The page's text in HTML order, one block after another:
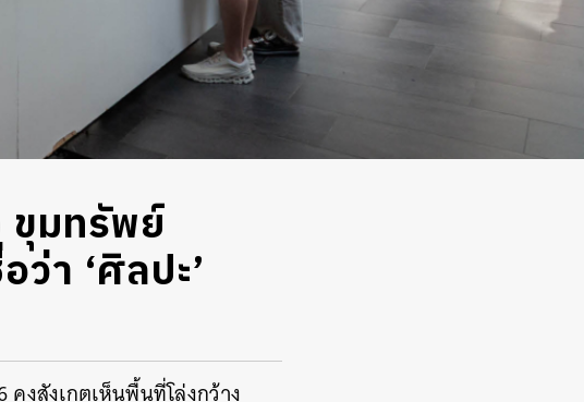
ขุมทรัพย์
า ‘ศิลปะ’
งสังเกตเห็นพื้นที่โล่งกว้าง